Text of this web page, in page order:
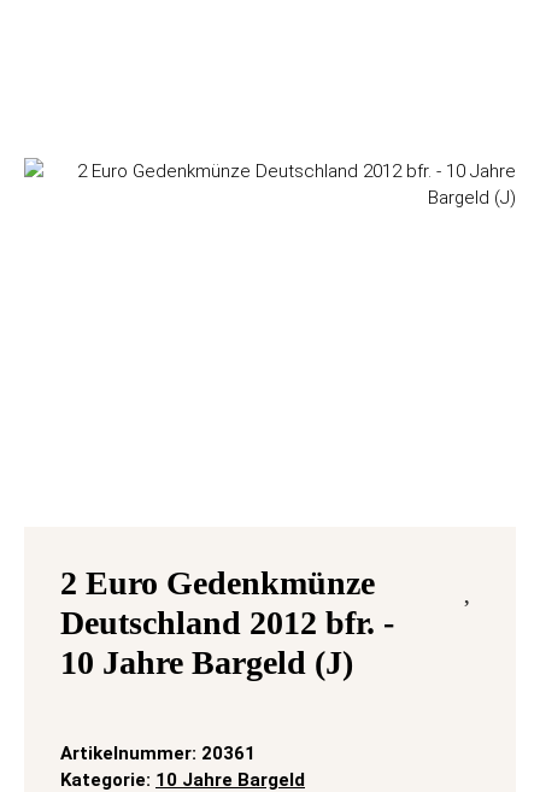
2 Euro Gedenkmünze
Deutschland 2012 bfr. -
10 Jahre Bargeld (J)
Artikelnummer: 20361
Kategorie: 10 Jahre Bargeld